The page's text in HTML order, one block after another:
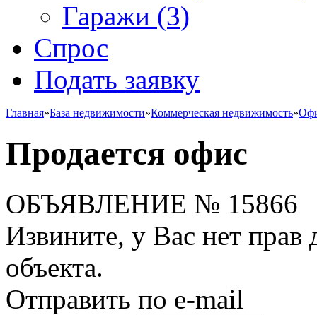
Гаражи (3)
Спрос
Подать заявку
Главная»База недвижимости»Коммерческая недвижимость»
Продается офис
ОБЪЯВЛЕНИЕ № 15866
Извините, у Вас нет прав
объекта.
Отправить по e-mail